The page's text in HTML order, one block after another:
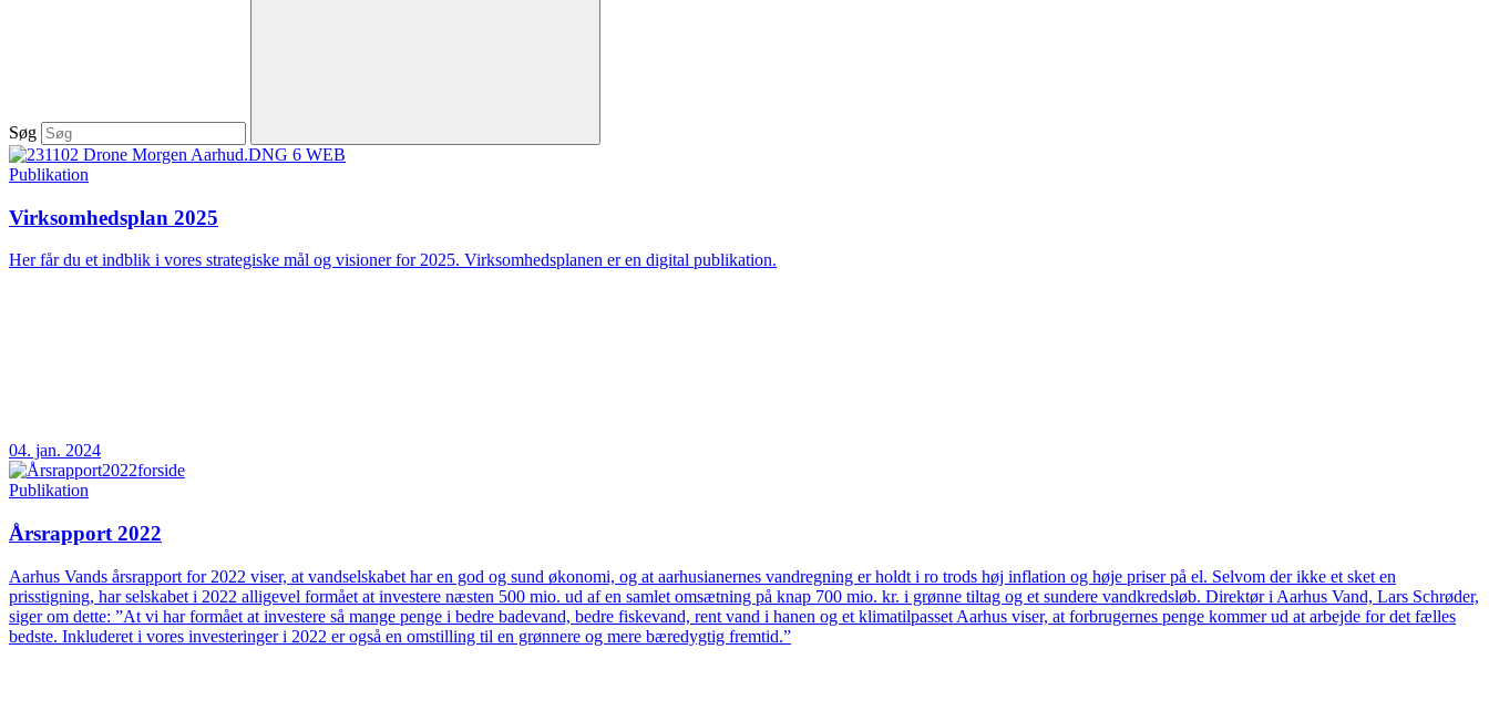
Søg
Publikation
Virksomhedsplan 2025
Her får du et indblik i vores strategiske mål og visioner for 2025. Virksomhedsplanen er en digital publikation.
04. jan. 2024
Publikation
Årsrapport 2022
Aarhus Vands årsrapport for 2022 viser, at vandselskabet har en god og sund økonomi, og at aarhusianernes vandregning er holdt i ro trods høj inflation og høje priser på el. Selvom der ikke et sket en
prisstigning, har selskabet i 2022 alligevel formået at investere næsten 500 mio. ud af en samlet omsætning på knap 700 mio. kr. i grønne tiltag og et sundere vandkredsløb. Direktør i Aarhus Vand, Lars Schrøder,
siger om dette: ”At vi har formået at investere så mange penge i bedre badevand, bedre fiskevand, rent vand i hanen og et klimatilpasset Aarhus viser, at forbrugernes penge kommer ud at arbejde for det fælles
bedste. Inkluderet i vores investeringer i 2022 er også en omstilling til en grønnere og mere bæredygtig fremtid.”